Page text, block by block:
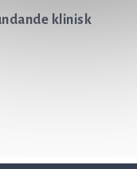
klinisk